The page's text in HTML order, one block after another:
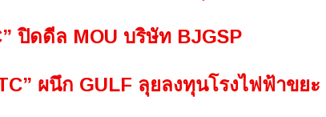
ปิดดีล MOU บริษัท BJGSP
ผนึก GULF ลุยลงทุนโรงไฟฟ้าขยะ